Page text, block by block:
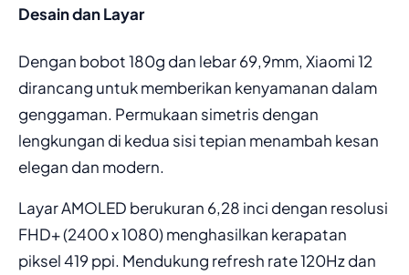
Desain dan Layar
Dengan bobot 180g dan lebar 69,9mm, Xiaomi 12
dirancang untuk memberikan kenyamanan dalam
genggaman. Permukaan simetris dengan
lengkungan di kedua sisi tepian menambah kesan
elegan dan modern.
Layar AMOLED berukuran 6,28 inci dengan resolusi
FHD+ (2400 x 1080) menghasilkan kerapatan
piksel 419 ppi. Mendukung refresh rate 120Hz dan